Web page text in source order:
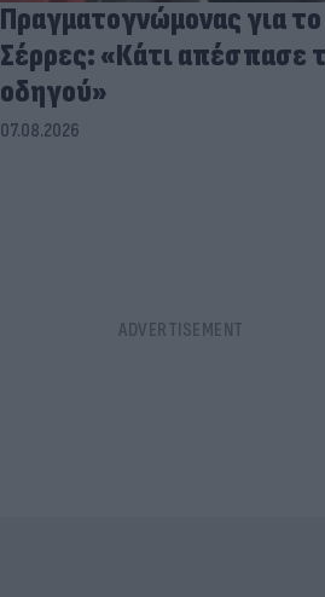
Πραγματογνώμονας για
Σέρρες: «Κάτι απέσπασε
οδηγού»
07.08.2026